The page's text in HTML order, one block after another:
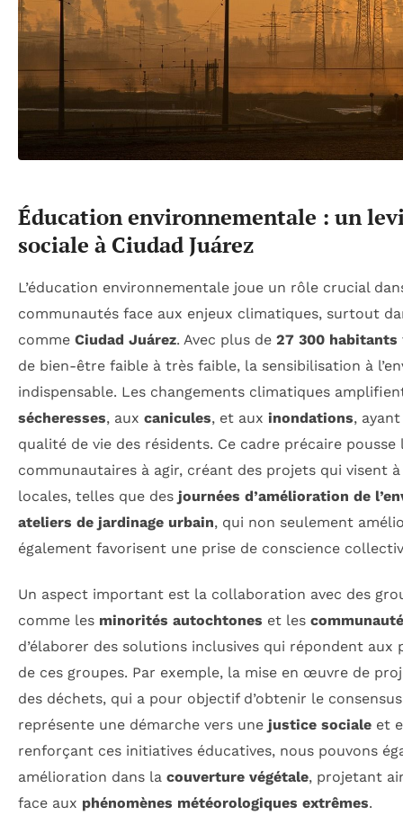
Éducation environnementale : un
sociale à Ciudad Juárez
L’éducation environnementale joue un rôle crucial
communautés face aux enjeux climatiques, surtout
comme Ciudad Juárez. Avec plus de 27 300 habitants
de bien-être faible à très faible, la sensibilisation à
indispensable. Les changements climatiques
sécheresses, aux canicules, et aux inondations,
qualité de vie des résidents. Ce cadre précaire pousse
communautaires à agir, créant des projets qui visent
locales, telles que des journées d’amélioration de
ateliers de jardinage urbain, qui non seulement
également favorisent une prise de conscience
Un aspect important est la collaboration avec des
comme les minorités autochtones et les
d’élaborer des solutions inclusives qui répondent
de ces groupes. Par exemple, la mise en œuvre de
des déchets, qui a pour objectif d’obtenir le
représente une démarche vers une justice sociale et
renforçant ces initiatives éducatives, nous pouvons
amélioration dans la couverture végétale, projetant
face aux phénomènes météorologiques extrêmes.